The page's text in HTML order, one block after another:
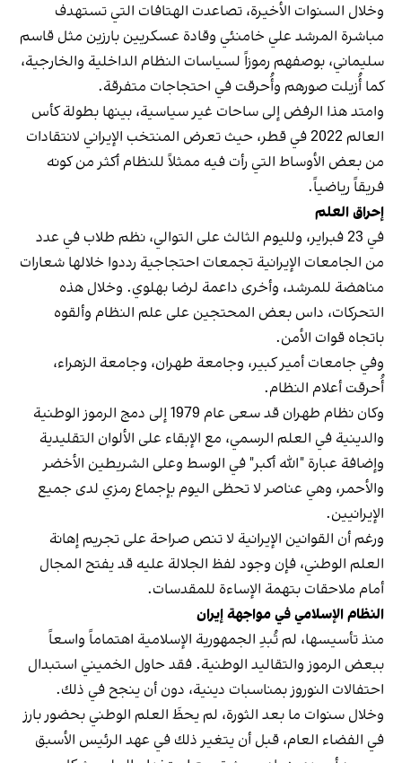
وخلال السنوات الأخيرة، تصاعدت الهتافات التي تستهدف
مباشرة المرشد علي خامنئي وقادة عسكريين بارزين مثل قاسم
سليماني، بوصفهم رموزاً لسياسات النظام الداخلية والخارجية،
كما أُزيلت صورهم وأُحرقت في احتجاجات متفرقة.
وامتد هذا الرفض إلى ساحات غير سياسية، بينها بطولة كأس
العالم 2022 في قطر، حيث تعرض المنتخب الإيراني لانتقادات
من بعض الأوساط التي رأت فيه ممثلاً للنظام أكثر من كونه
فريقاً رياضياً.
إحراق العلم
في 23 فبراير، ولليوم الثالث على التوالي، نظم طلاب في عدد
من الجامعات الإيرانية تجمعات احتجاجية رددوا خلالها شعارات
مناهضة للمرشد، وأخرى داعمة لرضا بهلوي. وخلال هذه
التحركات، داس بعض المحتجين على علم النظام وألقوه
باتجاه قوات الأمن.
وفي جامعات أمير كبير، وجامعة طهران، وجامعة الزهراء،
أُحرقت أعلام النظام.
وكان نظام طهران قد سعى عام 1979 إلى دمج الرموز الوطنية
والدينية في العلم الرسمي، مع الإبقاء على الألوان التقليدية
وإضافة عبارة "الله أكبر" في الوسط وعلى الشريطين الأخضر
والأحمر، وهي عناصر لا تحظى اليوم بإجماع رمزي لدى جميع
الإيرانيين.
ورغم أن القوانين الإيرانية لا تنص صراحة على تجريم إهانة
العلم الوطني، فإن وجود لفظ الجلالة عليه قد يفتح المجال
أمام ملاحقات بتهمة الإساءة للمقدسات.
النظام الإسلامي في مواجهة إيران
منذ تأسيسها، لم تُبدِ الجمهورية الإسلامية اهتماماً واسعاً
ببعض الرموز والتقاليد الوطنية. فقد حاول الخميني استبدال
احتفالات النوروز بمناسبات دينية، دون أن ينجح في ذلك.
وخلال سنوات ما بعد الثورة، لم يحظَ العلم الوطني بحضور بارز
في الفضاء العام، قبل أن يتغير ذلك في عهد الرئيس الأسبق